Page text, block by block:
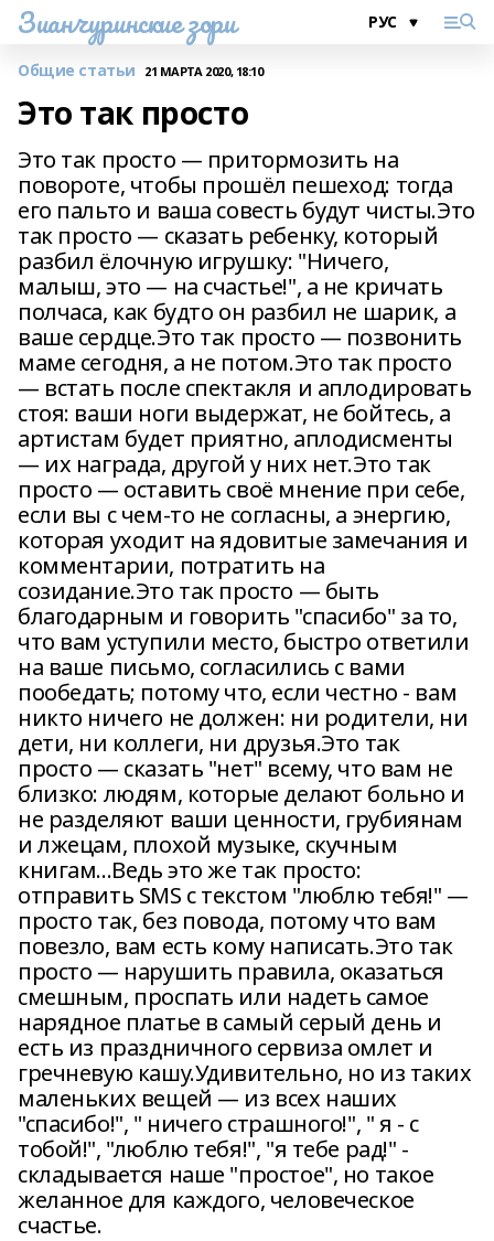
Зианчуринские зори
Общие статьи 21 МАРТА 2020, 18:10
Это так просто
Это так просто — притормозить на
повороте, чтобы прошёл пешеход: тогда
его пальто и ваша совесть будут чисты.Это
так просто — сказать ребенку, который
разбил ёлочную игрушку: "Ничего,
малыш, это — на счастье!", а не кричать
полчаса, как будто он разбил не шарик, а
ваше сердце.Это так просто — позвонить
маме сегодня, а не потом.Это так просто
— встать после спектакля и аплодировать
стоя: ваши ноги выдержат, не бойтесь, а
артистам будет приятно, аплодисменты
— их награда, другой у них нет.Это так
просто — оставить своё мнение при себе,
если вы с чем-то не согласны, а энергию,
которая уходит на ядовитые замечания и
комментарии, потратить на
созидание.Это так просто — быть
благодарным и говорить "спасибо" за то,
что вам уступили место, быстро ответили
на ваше письмо, согласились с вами
пообедать; потому что, если честно - вам
никто ничего не должен: ни родители, ни
дети, ни коллеги, ни друзья.Это так
просто — сказать "нет" всему, что вам не
близко: людям, которые делают больно и
не разделяют ваши ценности, грубиянам
и лжецам, плохой музыке, скучным
книгам...Ведь это же так просто:
отправить SMS с текстом "люблю тебя!" —
просто так, без повода, потому что вам
повезло, вам есть кому написать.Это так
просто — нарушить правила, оказаться
смешным, проспать или надеть самое
нарядное платье в самый серый день и
есть из праздничного сервиза омлет и
гречневую кашу.Удивительно, но из таких
маленьких вещей — из всех наших
"спасибо!", " ничего страшного!", " я - с
тобой!", "люблю тебя!", "я тебе рад!" -
складывается наше "простое", но такое
желанное для каждого, человеческое
счастье.